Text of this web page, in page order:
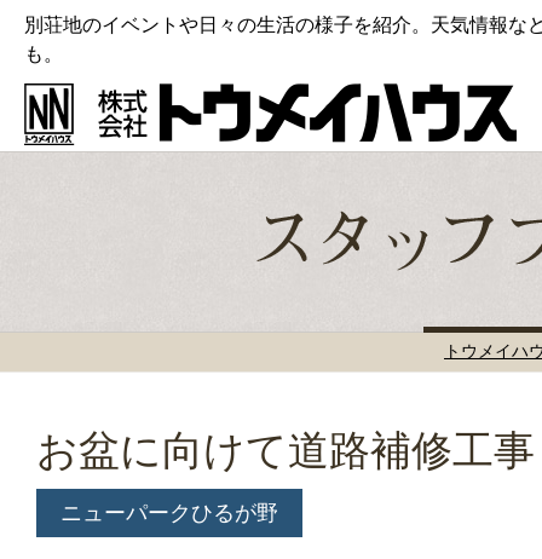
別荘地のイベントや日々の生活の様子を紹介。天気情報な
も。
トウメイハ
お盆に向けて道路補修工事
ニューパークひるが野